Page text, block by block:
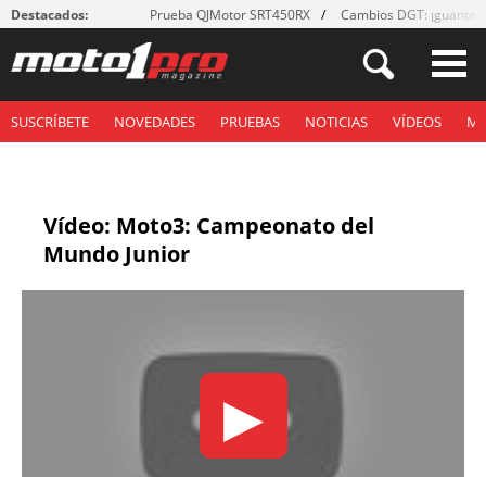
Destacados: Prueba QJMotor SRT450RX Cambios DGT: ¡guantes!
SUSCRÍBETE NOVEDADES PRUEBAS NOTICIAS VÍDEOS
Vídeo: Moto3: Campeonato del
Mundo Junior
▶